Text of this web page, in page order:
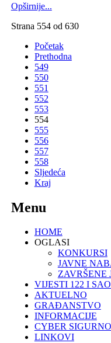
Opširnije...
Strana 554 od 630
Početak
Prethodna
549
550
551
552
553
554
555
556
557
558
Sljedeća
Kraj
Menu
HOME
OGLASI
KONKURSI
JAVNE
ZAVRŠENE
VIJESTI 122 I
AKTUELNO
GRAĐANSTVO
INFORMACIJE
CYBER
LINKOVI